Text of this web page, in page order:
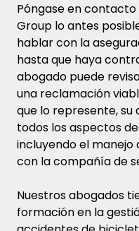
Póngase en contacto
Group lo antes
hablar con la
hasta que haya
abogado puede
una reclamación
que lo represente,
todos los aspectos
incluyendo el manejo
con la compañía de
Nuestros abogados
formación en la